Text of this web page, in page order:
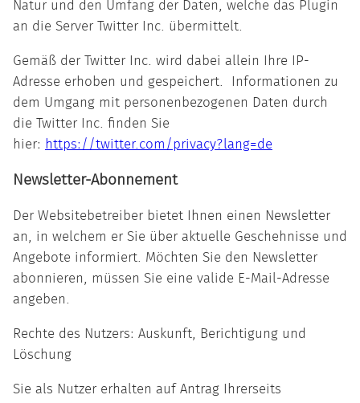
Natur und den Umfang der Daten, welche das Plugin
an die Server Twitter Inc. übermittelt.
Gemäß der Twitter Inc. wird dabei allein Ihre IP-
Adresse erhoben und gespeichert. Informationen zu
dem Umgang mit personenbezogenen Daten durch
die Twitter Inc. finden Sie
hier: https://twitter.com/privacy?lang=de
Newsletter-Abonnement
Der Websitebetreiber bietet Ihnen einen Newsletter
an, in welchem er Sie über aktuelle Geschehnisse und
Angebote informiert. Möchten Sie den Newsletter
abonnieren, müssen Sie eine valide E-Mail-Adresse
angeben.
Rechte des Nutzers: Auskunft, Berichtigung und
Löschung
Sie als Nutzer erhalten auf Antrag Ihrerseits